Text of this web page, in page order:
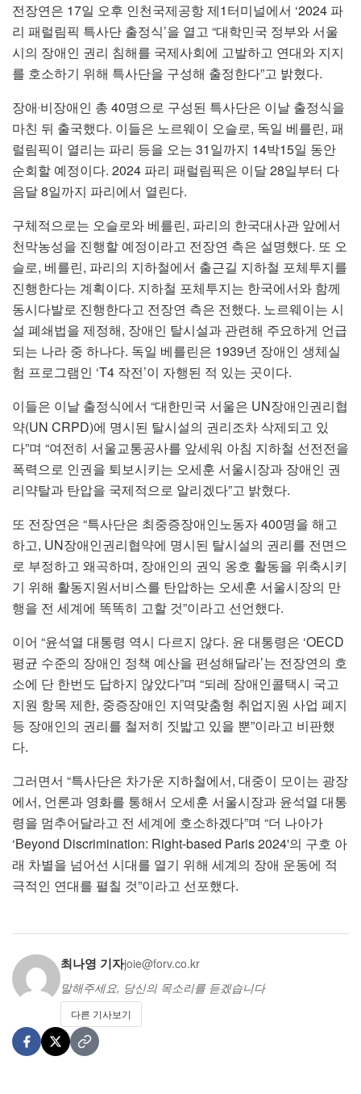
전장연은 17일 오후 인천국제공항 제1터미널에서 ‘2024 파
리 패럴림픽 특사단 출정식’을 열고 “대학민국 정부와 서울
시의 장애인 권리 침해를 국제사회에 고발하고 연대와 지지
를 호소하기 위해 특사단을 구성해 출정한다”고 밝혔다.
장애‧비장애인 총 40명으로 구성된 특사단은 이날 출정식을
마친 뒤 출국했다. 이들은 노르웨이 오슬로, 독일 베를린, 패
럴림픽이 열리는 파리 등을 오는 31일까지 14박15일 동안
순회할 예정이다. 2024 파리 패럴림픽은 이달 28일부터 다
음달 8일까지 파리에서 열린다.
구체적으로는 오슬로와 베를린, 파리의 한국대사관 앞에서
천막농성을 진행할 예정이라고 전장연 측은 설명했다. 또 오
슬로, 베를린, 파리의 지하철에서 출근길 지하철 포체투지를
진행한다는 계획이다. 지하철 포체투지는 한국에서와 함께
동시다발로 진행한다고 전장연 측은 전했다. 노르웨이는 시
설 폐쇄법을 제정해, 장애인 탈시설과 관련해 주요하게 언급
되는 나라 중 하나다. 독일 베를린은 1939년 장애인 생체실
험 프로그램인 ‘T4 작전’이 자행된 적 있는 곳이다.
이들은 이날 출정식에서 “대한민국 서울은 UN장애인권리협
약(UN CRPD)에 명시된 탈시설의 권리조차 삭제되고 있
다”며 “여전히 서울교통공사를 앞세워 아침 지하철 선전전을
폭력으로 인권을 퇴보시키는 오세훈 서울시장과 장애인 권
리약탈과 탄압을 국제적으로 알리겠다”고 밝혔다.
또 전장연은 “특사단은 최중증장애인노동자 400명을 해고
하고, UN장애인권리협약에 명시된 탈시설의 권리를 전면으
로 부정하고 왜곡하며, 장애인의 권익 옹호 활동을 위축시키
기 위해 활동지원서비스를 탄압하는 오세훈 서울시장의 만
행을 전 세계에 똑똑히 고할 것”이라고 선언했다.
이어 “윤석열 대통령 역시 다르지 않다. 윤 대통령은 ‘OECD
평균 수준의 장애인 정책 예산을 편성해달라’는 전장연의 호
소에 단 한번도 답하지 않았다”며 “되레 장애인콜택시 국고
지원 항목 제한, 중증장애인 지역맞춤형 취업지원 사업 폐지
등 장애인의 권리를 철저히 짓밟고 있을 뿐”이라고 비판했
다.
그러면서 “특사단은 차가운 지하철에서, 대중이 모이는 광장
에서, 언론과 영화를 통해서 오세훈 서울시장과 윤석열 대통
령을 멈추어달라고 전 세계에 호소하겠다”며 “더 나아가
‘Beyond Discrimination: Right-based Paris 2024'의 구호 아
래 차별을 넘어선 시대를 열기 위해 세계의 장애 운동에 적
극적인 연대를 펼칠 것”이라고 선포했다.
최나영 기자joie@forv.co.kr
말해주세요, 당신의 목소리를 듣겠습니다
다른 기사보기